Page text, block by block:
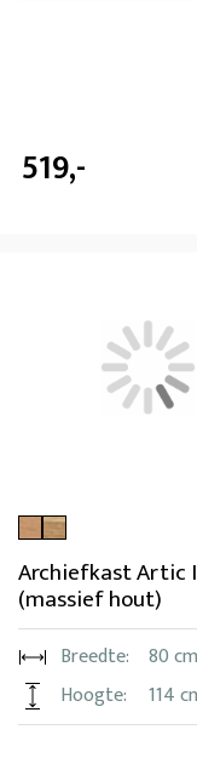
519,-
Archiefkast Artic
(massief hout)
Breedte:
80 cm
Hoogte:
114